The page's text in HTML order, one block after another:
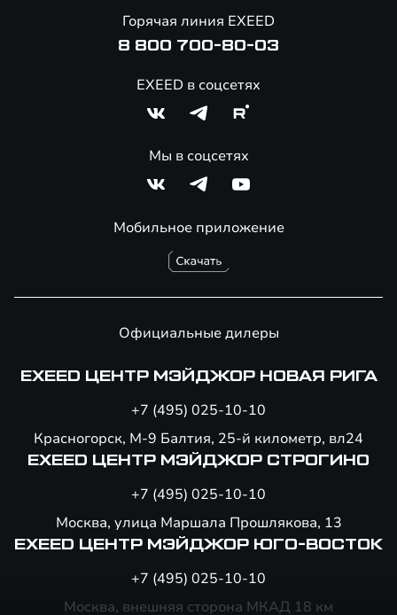
Мобильное приложение
Горячая линия EXEED
8 800 700-80-03
EXEED в соцсетях
Мы в соцсетях
Официальные дилеры
EXEED ЦЕНТР МЭЙДЖОР НОВАЯ РИГА
+7 (495) 025-10-10
Красногорск, М-9 Балтия, 25-й километр, вл24
EXEED ЦЕНТР МЭЙДЖОР СТРОГИНО
+7 (495) 025-10-10
Москва, улица Маршала Прошлякова, 13
EXEED ЦЕНТР МЭЙДЖОР ЮГО-ВОСТОК
+7 (495) 025-10-10
Москва, внешняя сторона МКАД 18 км